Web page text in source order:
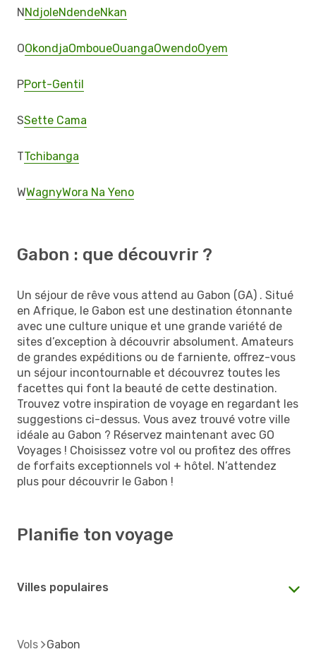
NNdjoleNdendeNkan
OOkondjaOmboueOuangaOwendoOyem
PPort-Gentil
SSette Cama
TTchibanga
WWagnyWora Na Yeno
Gabon : que découvrir ?
Un séjour de rêve vous attend au Gabon (GA) . Situé
en Afrique, le Gabon est une destination étonnante
avec une culture unique et une grande variété de
sites d’exception à découvrir absolument. Amateurs
de grandes expéditions ou de farniente, offrez-vous
un séjour incontournable et découvrez toutes les
facettes qui font la beauté de cette destination.
Trouvez votre inspiration de voyage en regardant les
suggestions ci-dessus. Vous avez trouvé votre ville
idéale au Gabon ? Réservez maintenant avec GO
Voyages ! Choisissez votre vol ou profitez des offres
de forfaits exceptionnels vol + hôtel. N’attendez
plus pour découvrir le Gabon !
Planifie ton voyage
Villes populaires
Vols Gabon